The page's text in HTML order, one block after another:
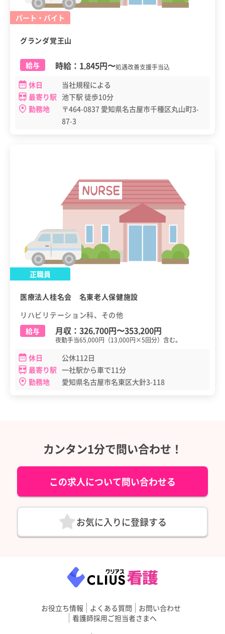
パート・バイト
グランダ覚王山
給与 時給： 1,845円〜処遇改善支援手当込
休日
当社規程による
最寄り駅 池下駅 徒歩10分
勤務地
〒464-0837 愛知県名古屋市千種区丸山町3-
87-3
正職員
医療法人桂名会 名東老人保健施設
リハビリテーション科、その他
給与
月収： 326,700円〜353,200円
夜勤手当65,000円（13,000円×5回分）含む。
休日
公休112日
最寄り駅 一社駅から車で11分
勤務地
愛知県名古屋市名東区大針3-118
カンタン1分で問い合わせ！
この求人について問い合わせる
お気に入りに登録する
お役立ち情報 よくある質問
お問い合わせ
看護師採用ご担当者さまへ